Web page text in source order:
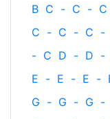
B C - C - C
C - C - C -
- C D - D -
E - E - E -
G - G - G -